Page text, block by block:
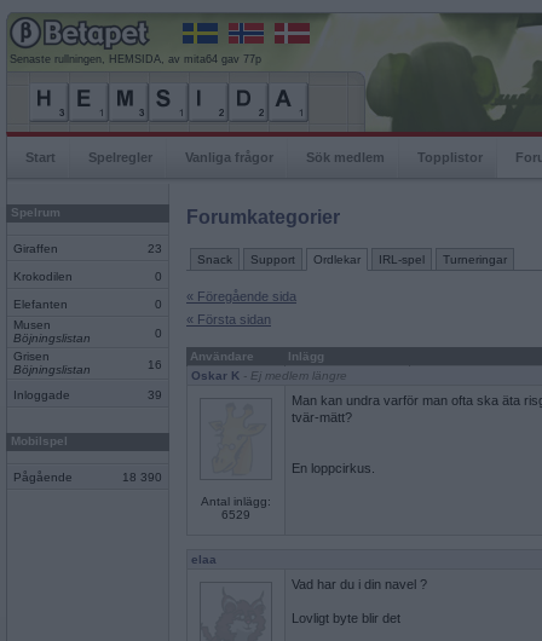
Senaste rullningen, HEMSIDA, av mita64 gav 77p
Start Spelregler Vanliga frågor Sök medlem Topplistor
Spelrum
Giraffen 23
Krokodilen 0
Elefanten
0
Musen
Böjningslistan
0
Grisen
Böjningslistan
16
Inloggade 39
Mobilspel
Pågående 18 390
Forumkategorier
Snack Support Ordlekar IRL-spel Turneringar
« Föregående sida
« Första sidan
Användare
Inlägg
Oskar K - Ej medlem längre
Antal inlägg:
6529
Man kan undra varför man ofta ska äta
tvär-mätt?
En loppcirkus.
elaa
Vad har du i din navel ?
Lovligt byte blir det